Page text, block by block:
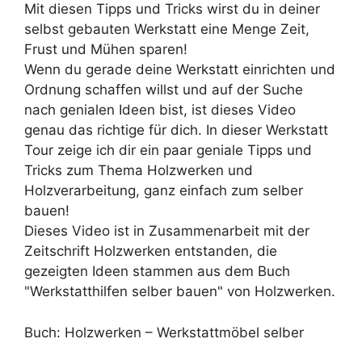
Mit diesen Tipps und Tricks wirst du in deiner
selbst gebauten Werkstatt eine Menge Zeit,
Frust und Mühen sparen!
Wenn du gerade deine Werkstatt einrichten und
Ordnung schaffen willst und auf der Suche
nach genialen Ideen bist, ist dieses Video
genau das richtige für dich. In dieser Werkstatt
Tour zeige ich dir ein paar geniale Tipps und
Tricks zum Thema Holzwerken und
Holzverarbeitung, ganz einfach zum selber
bauen!
Dieses Video ist in Zusammenarbeit mit der
Zeitschrift Holzwerken entstanden, die
gezeigten Ideen stammen aus dem Buch
"Werkstatthilfen selber bauen" von Holzwerken.
Buch: Holzwerken – Werkstattmöbel selber